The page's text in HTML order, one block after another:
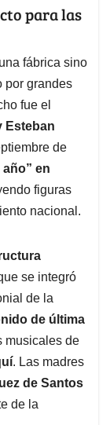
para las
fábrica sino
por grandes
fue el
Esteban
de
en
figuras
nacional.
se integró
de la
de última
musicales de
. Las madres
de Santos
de la